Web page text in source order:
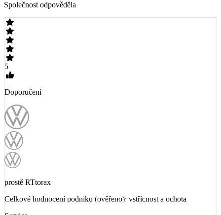
Společnost odpověděla
5
Doporučení
prostě RTtorax
Celkové hodnocení podniku (ověřeno): vstřícnost a ochota